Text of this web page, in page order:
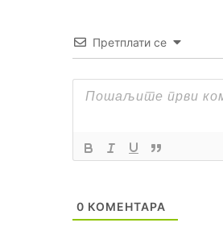
Претплати се
0 КОМЕНТАРА